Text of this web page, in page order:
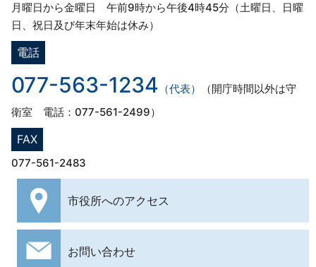
月曜日から金曜日 午前9時から午後4時45分（土曜日、日曜
日、祝日及び年末年始は休み）
電話
077-563-1234 （代表）
（開庁時間以外は守
衛室 電話：077-561-2499）
FAX
077-561-2483
市役所へのアクセス
お問い合わせ